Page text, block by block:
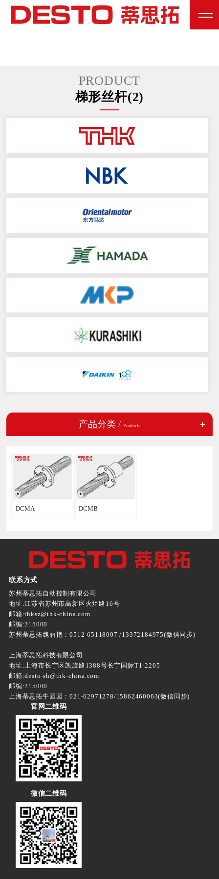
PRODUCT
梯形丝杆(2)
产品分类 / Products
DCMA DCMB
联系方式
苏州蒂思拓自动控制有限公司
地址:江苏省苏州市高新区火炬路16号
邮箱:thksz@thk-china.com
邮编:215000
苏州蒂思拓魏丽艳：0512-65118007 /13372184975(微信同步)
上海蒂思拓科技有限公司
地址:上海市长宁区凯旋路1388号长宁国际T1-2205
邮箱:desto-sh@thk-china.com
邮编:215000
上海蒂思拓牛园园：021-62971278/15862460063(微信同步)
官网二维码
微信二维码